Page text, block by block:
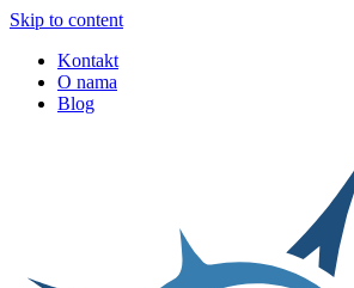
Skip to content
Kontakt
O nama
Blog